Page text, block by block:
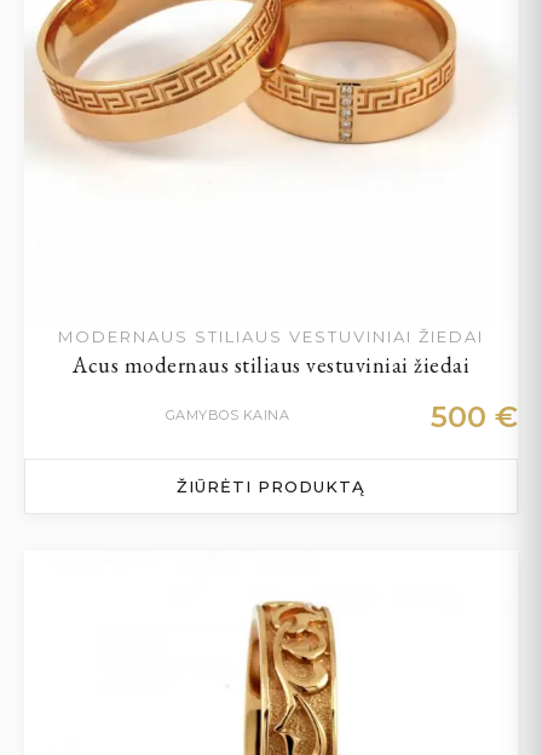
MODERNAUS STILIAUS VESTUVINIAI ŽIEDAI
Acus modernaus stiliaus vestuviniai žiedai
GAMYBOS KAINA 500 €
ŽIŪRĖTI PRODUKTĄ